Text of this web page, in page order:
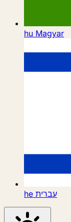
hu Magyar
he עברית